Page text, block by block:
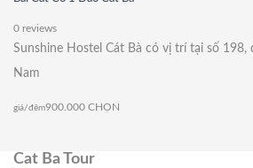
0 reviews
Sunshine Hostel Cát Bà có vị trí tại số 198,
Nam
giá/đêm900.000 CHỌN
Cat Ba Tour